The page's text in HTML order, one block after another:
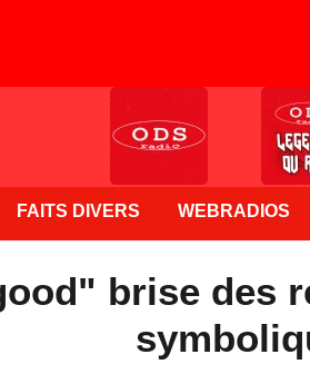
FAITS DIVERS WEBRADIOS
brise des